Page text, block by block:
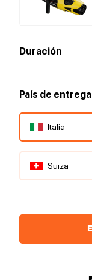
Duración
País de entrega
Italia
Suiza